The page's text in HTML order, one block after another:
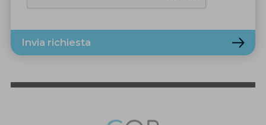
Invia richiesta